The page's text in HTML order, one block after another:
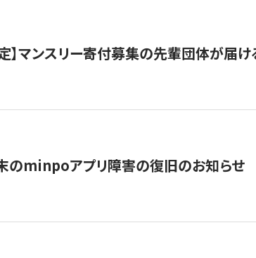
】マンスリー寄付募集の先輩団体が届
のminpoアプリ障害の復旧のお知らせ